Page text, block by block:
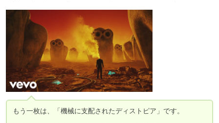
もう一枚は、「機械に支配されたディストピア」です。